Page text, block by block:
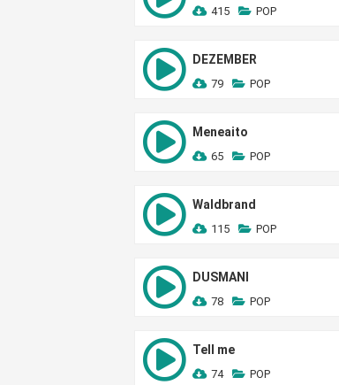
415 POP
DEZEMBER
79 POP
Meneaito
65 POP
Waldbrand
115 POP
DUSMANI
78 POP
Tell me
74 POP